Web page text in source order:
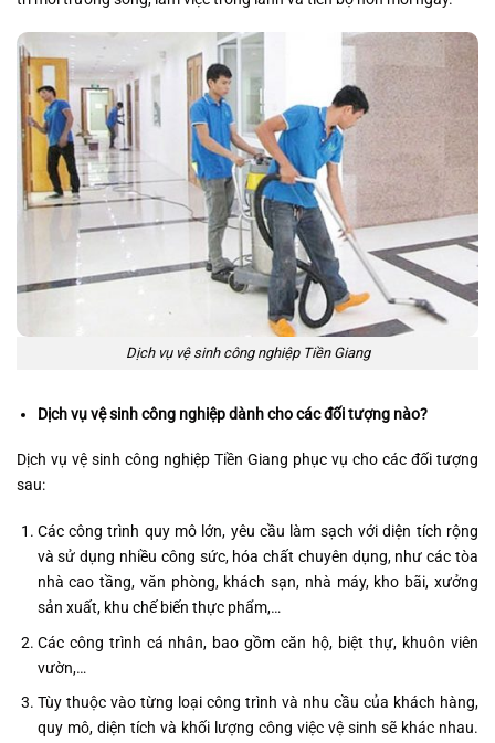
Dịch vụ vệ sinh công nghiệp Tiền Giang
Dịch vụ vệ sinh công nghiệp dành cho các đối tượng nào?
Dịch vụ vệ sinh công nghiệp Tiền Giang phục vụ cho các đối tượng
sau:
Các công trình quy mô lớn, yêu cầu làm sạch với diện tích rộng
và sử dụng nhiều công sức, hóa chất chuyên dụng, như các tòa
nhà cao tầng, văn phòng, khách sạn, nhà máy, kho bãi, xưởng
sản xuất, khu chế biến thực phẩm,…
Các công trình cá nhân, bao gồm căn hộ, biệt thự, khuôn viên
vườn,…
Tùy thuộc vào từng loại công trình và nhu cầu của khách hàng,
quy mô, diện tích và khối lượng công việc vệ sinh sẽ khác nhau.